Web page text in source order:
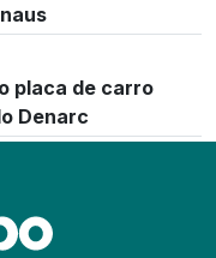
placa de carro
Denarc